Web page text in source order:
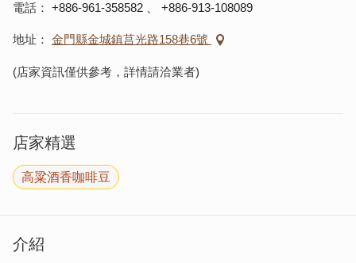
電話 +886-961-358582 +886-913-108089
地址 金門縣金城鎮莒光路158巷6號
(店家資訊僅供參考，詳情請洽業者)
店家精選
高粱酒香咖啡豆
介紹